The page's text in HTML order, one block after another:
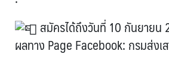
สมัครได้ถึงวันที่ 10 กันยายน
ผลทาง Page Facebook: กรมส่ง